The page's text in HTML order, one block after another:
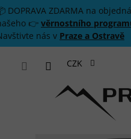
Přejít na obsah
DOPRAVA ZDARMA na
👉 věrnostního
nás v Praze a Ostravě
CZK